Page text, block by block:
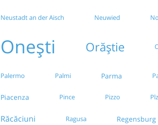
Neustadt an der Aisch Neuwied
Onești Orăștie
Palermo Palmi Parma
Piacenza Pince Pizzo
Răcăciuni Ragusa Regensburg